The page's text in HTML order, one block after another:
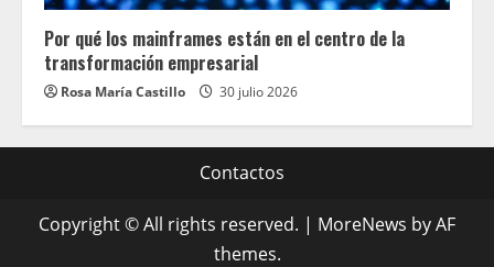
Por qué los mainframes están en el centro de la
transformación empresarial
Rosa María Castillo 30 julio 2026
Contactos
Copyright © All rights reserved. | MoreNews by AF
themes.